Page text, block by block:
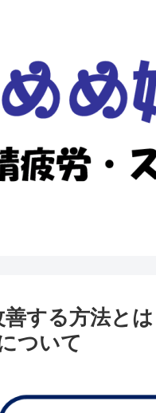
善する方法と
ついて